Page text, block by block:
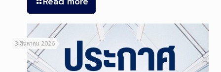
3 สิงหาคม 2026